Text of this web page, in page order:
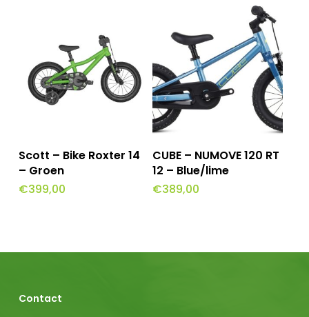
Toevoegen Aan
Winkelwagen
Scott – Bike Roxter 14
– Groen
€399,00
Toevoegen Aan
Winkelwagen
CUBE – NUMOVE 120 RT
12 – Blue/lime
€389,00
Contact